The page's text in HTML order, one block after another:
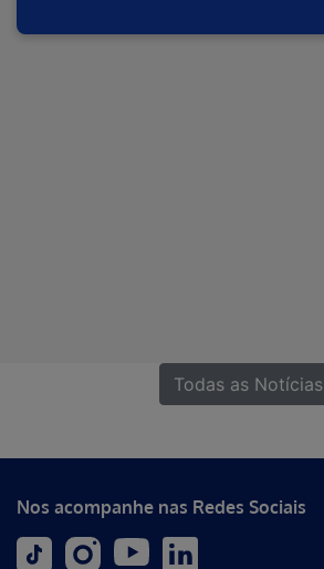
Todas as Notícias
Nos acompanhe nas Redes Sociais